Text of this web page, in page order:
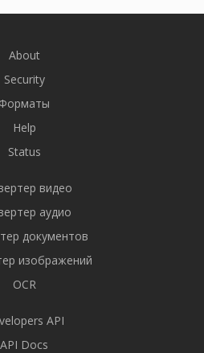
About
Security
Форматы
Help
Status
видео
аудио
документов
изображений
OCR
API
API Docs